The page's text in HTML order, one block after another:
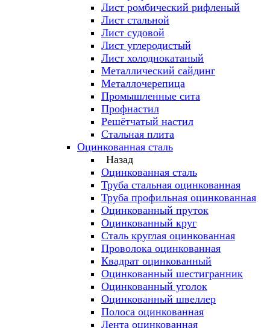
Лист ромбический рифленый
Лист стальной
Лист судовой
Лист углеродистый
Лист холоднокатаный
Металлический сайдинг
Металлочерепица
Промышленные сита
Профнастил
Решётчатый настил
Стальная плита
Оцинкованная сталь
Назад
Оцинкованная сталь
Труба стальная оцинкованная
Труба профильная оцинкованная
Оцинкованный пруток
Оцинкованный круг
Сталь круглая оцинкованная
Проволока оцинкованная
Квадрат оцинкованный
Оцинкованный шестигранник
Оцинкованный уголок
Оцинкованный швеллер
Полоса оцинкованная
Лента оцинкованная